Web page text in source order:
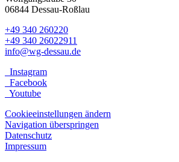
06844 Dessau-Roßlau
+49 340 260220
+49 340 26022911
info@wg-dessau.de
Instagram
Facebook
Youtube
Cookieeinstellungen ändern
Navigation überspringen
Datenschutz
Impressum